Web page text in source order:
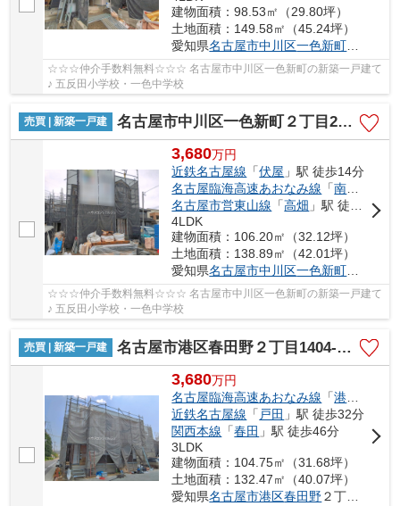
建物面積：98.53㎡（29.80坪）
土地面積：149.58㎡（45.24坪）
愛知県名古屋市中川区一色新町
☆☆☆仲介手数料無料☆☆☆ 名古屋市中川区一色新町の新築一戸建て
♪ 五反田小学校・一色中学校
売買 | 新築一戸建 名古屋市中川区一色新町２丁目205【仲介手数料無料】新築一戸建て 4号棟
3,680万円
近鉄名古屋線 「伏屋 」駅 徒歩14分
名古屋臨海高速あおなみ線 「南荒子
名古屋市営東山線 「高畑 」駅 徒歩42分
4LDK
建物面積：106.20㎡（32.12坪）
土地面積：138.89㎡（42.01坪）
愛知県名古屋市中川区一色新町２丁目
☆☆☆仲介手数料無料☆☆☆ 名古屋市中川区一色新町の新築一戸建て
♪ 五反田小学校・一色中学校
売買 | 新築一戸建 名古屋市港区春田野２丁目1404-1【仲介手数料無料】新築一戸建て 1号棟
3,680万円
名古屋臨海高速あおなみ線 「港北
近鉄名古屋線 「 戸田 」駅 徒歩32分
関西本線 「春田 」駅 徒歩46分
3LDK
建物面積：104.75㎡（31.68坪）
土地面積：132.47㎡（40.07坪）
愛知県名古屋市港区春田野２丁目1404-1